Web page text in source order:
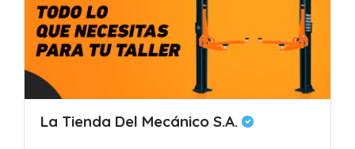
La Tienda Del Mecánico S.A.